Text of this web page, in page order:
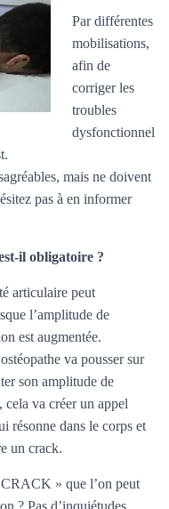
Par différentes
mobilisations,
afin de
corriger les
troubles
dysfonctionnel
mais ne doivent
pas à en informer
il obligatoire ?
articulaire peut
l’amplitude de
est augmentée.
va pousser sur
son amplitude de
va créer un appel
résonne dans le corps et
un crack.
» que l’on peut
? Pas d’inquiétudes,